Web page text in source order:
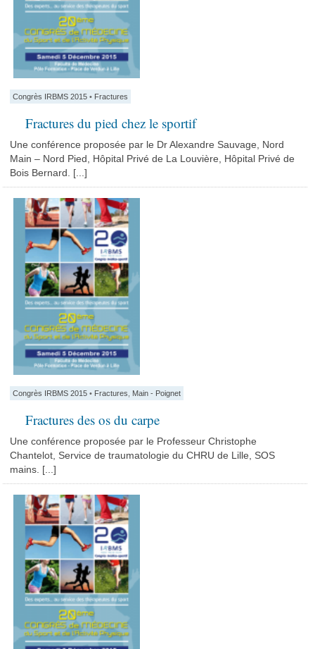
Congrès IRBMS 2015 • Fractures
Fractures du pied chez le sportif
Une conférence proposée par le Dr Alexandre Sauvage, Nord
Main – Nord Pied, Hôpital Privé de La Louvière, Hôpital Privé de
Bois Bernard. [...]
Congrès IRBMS 2015 • Fractures Main - Poignet
Fractures des os du carpe
Une conférence proposée par le Professeur Christophe
Chantelot, Service de traumatologie du CHRU de Lille, SOS
mains. [...]